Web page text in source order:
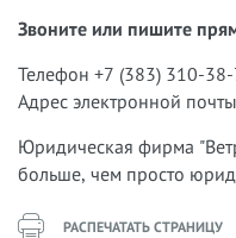
Звоните или пишите
Телефон +7 (383) 310-
Адрес электронной почты
Юридическая фирма
больше, чем просто
РАСПЕЧАТАТЬ СТРАНИЦУ